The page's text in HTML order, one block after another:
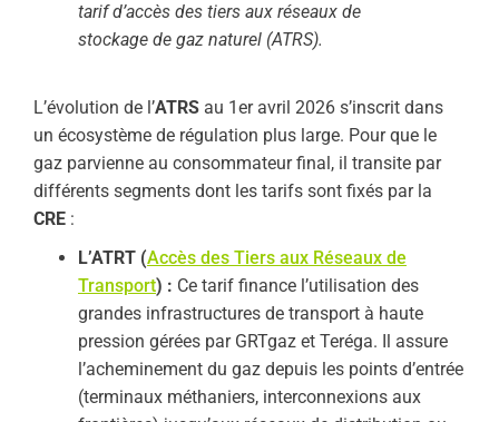
tarif d’accès des tiers aux réseaux de
stockage de gaz naturel (ATRS).
L’évolution de l’ATRS au 1er avril 2026 s’inscrit dans
un écosystème de régulation plus large. Pour que le
gaz parvienne au consommateur final, il transite par
différents segments dont les tarifs sont fixés par la
CRE :
L’ATRT (Accès des Tiers aux Réseaux de
Transport) : Ce tarif finance l’utilisation des
grandes infrastructures de transport à haute
pression gérées par GRTgaz et Teréga. Il assure
l’acheminement du gaz depuis les points d’entrée
(terminaux méthaniers, interconnexions aux